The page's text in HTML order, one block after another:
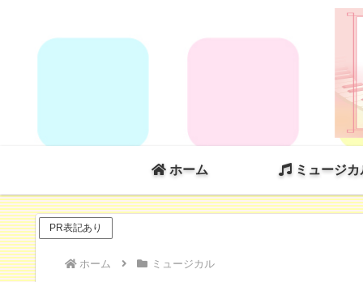
ホーム ミュージカ
PR表記あり
ホーム ミュージカル